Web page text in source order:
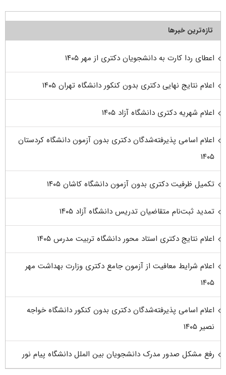
تازه‌ترین خبرها
اعطای ردا کارت به دانشجویان دکتری از مهر ۱۴۰۵
اعلام نتایج نهایی دکتری بدون کنکور دانشگاه تهران ۱۴۰۵
اعلام شهریه دکتری دانشگاه آزاد ۱۴۰۵
اعلام اسامی پذیرفته‌شدگان دکتری بدون آزمون دانشگاه کردستان
۱۴۰۵
تکمیل ظرفیت دکتری بدون آزمون دانشگاه کاشان ۱۴۰۵
تمدید ثبت‌نام متقاضیان تدریس دانشگاه آزاد ۱۴۰۵
اعلام نتایج دکتری استاد محور دانشگاه تربیت مدرس ۱۴۰۵
اعلام شرایط معافیت از آزمون جامع دکتری وزارت بهداشت مهر
۱۴۰۵
اعلام اسامی پذیرفته‌شدگان دکتری بدون کنکور دانشگاه خواجه
نصیر ۱۴۰۵
رفع مشکل صدور مدرک دانشجویان بین الملل دانشگاه پیام نور